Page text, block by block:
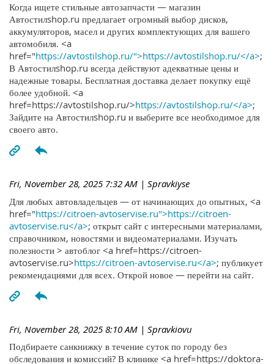
Когда ищете стильные автозапчасти — магазин
Автостилshop.ru предлагает огромный выбор дисков,
аккумуляторов, масел и других комплектующих для вашего
автомобиля. <a
href="https://avtostilshop.ru/">https://avtostilshop.ru/</a>;
В Автостилshop.ru всегда действуют адекватные цены и
надежные товары. Бесплатная доставка делает покупку ещё
более удобной. <a
href=https://avtostilshop.ru/>https://avtostilshop.ru/</a>;
Зайдите на Автостилshop.ru и выберите все необходимое для
своего авто.
Fri, November 28, 2025 7:32 AM | Spravkiyse
Для любых автовладельцев — от начинающих до опытных, <a
href="https://citroen-avtoservise.ru">https://citroen-
avtoservise.ru</a>; открыт сайт с интересными материалами,
справочником, новостями и видеоматериалами. Изучать
полезности > автоблог <a href=https://citroen-
avtoservise.ru>https://citroen-avtoservise.ru</a>; публикует
рекомендациями для всех. Открой новое — перейти на сайт.
Fri, November 28, 2025 8:10 AM | Spravkiovu
Подбираете санкнижку в течение суток по городу без
обследования и комиссий? В клинике <a href=https://doktora-